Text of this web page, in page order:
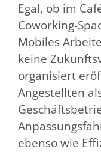
Egal, ob im
Coworking-
Mobiles
keine
organisiert
Angestellten
ebenso wie